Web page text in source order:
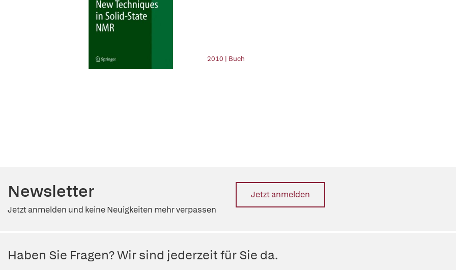
2010 | Buch
Newsletter
Jetzt anmelden und keine Neuigkeiten mehr verpassen
Jetzt anmelden
Haben Sie Fragen? Wir sind jederzeit für Sie da.